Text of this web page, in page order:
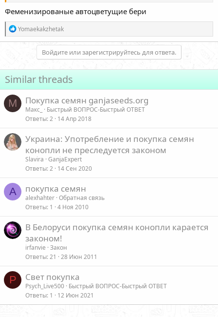
Феменизированые автоцветущие бери
Р
е
а
:
Yomaekakzhetak
Войдите или зарегистрируйтесь для ответа.
Similar threads
М Покупка семян ganjaseeds.org
Макс_
Быстрый ВОПРОС-Быстрый ОТВЕТ
Ответы 2 14 Апр 2018
Украина: Употребление и покупка семян
конопли не преследуется законом
Slavira GanjaExpert
Ответы 2 14 Сен 2020
A покупка семян
alexhahter Обратная связь
Ответы 1 4 Ноя 2010
В Белоруси покупка семян конопли карается
законом!
irfanvie Закон
Ответы 21 28 Июн 2011
P Свет покупка
Psych_Live500 Быстрый ВОПРОС-Быстрый ОТВЕТ
Ответы 1 12 Июн 2021